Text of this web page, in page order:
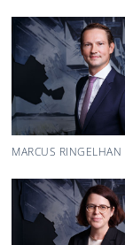
MARCUS RINGELHAN